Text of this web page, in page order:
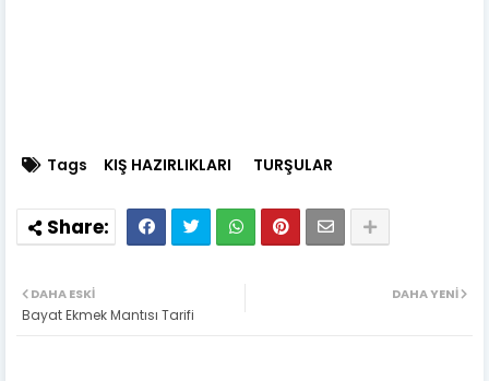
Tags KIŞ HAZIRLIKLARI TURŞULAR
DAHA YENI
DAHA ESKI
Bayat Ekmek Mantısı Tarifi